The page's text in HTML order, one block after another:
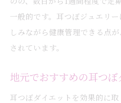
一般的です。耳つぼジュエリ
しみながら健康管理できる点
されています。
地元でおすすめの耳つ
耳つぼダイエットを効果的に